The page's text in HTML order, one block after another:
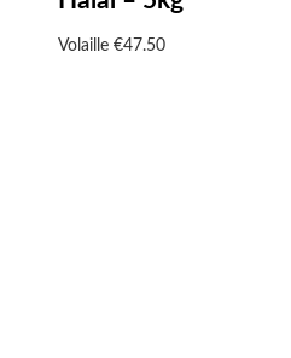
Volaille €47.50